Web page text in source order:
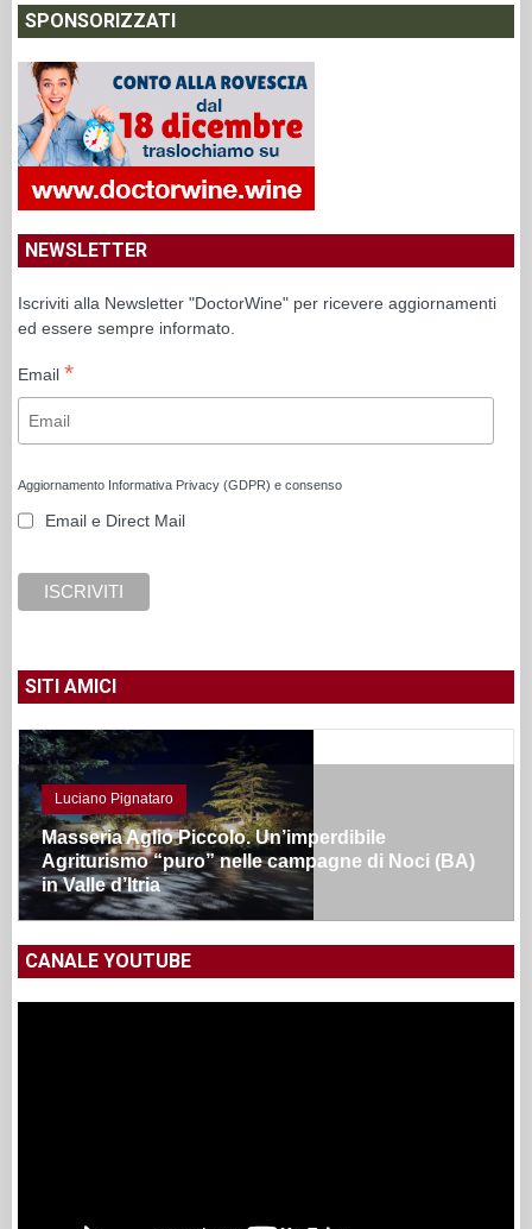
SPONSORIZZATI
NEWSLETTER
Iscriviti alla Newsletter "DoctorWine" per ricevere aggiornamenti
ed essere sempre informato.
Email *
Aggiornamento Informativa Privacy (GDPR) e consenso
Email e Direct Mail
SITI AMICI
Luciano Pignataro
Masseria Aglio Piccolo. Un’imperdibile
Agriturismo “puro” nelle campagne di Noci (BA)
in Valle d’Itria
CANALE YOUTUBE